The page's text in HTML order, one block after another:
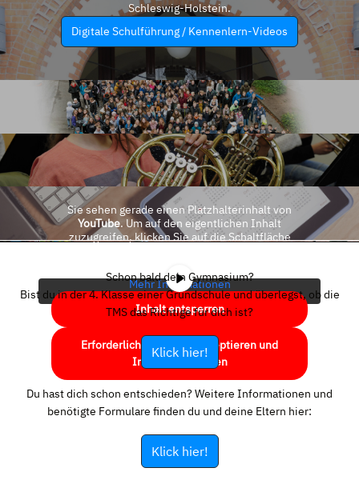
Schleswig-Holstein.
Digitale Schulführung / Kennenlern-Videos
Sie sehen gerade einen Platzhalterinhalt von
YouTube. Um auf den eigentlichen Inhalt
zuzugreifen, klicken Sie auf die Schaltfläche
Mehr Informationen
Inhalt entsperren
Erforderlichen Service akzeptieren und
Inhalte entsperren
Schon bald dein Gymnasium?
Bist du in der 4. Klasse einer Grundschule und überlegst, ob die
TMS das Richtige für dich ist?
Klick hier!
Du hast dich schon entschieden? Weitere Informationen und
benötigte Formulare finden du und deine Eltern hier:
Klick hier!